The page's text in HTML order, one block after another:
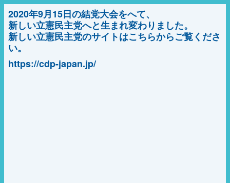
2020年9月15日の結党大会をへて、
新しい立憲民主党へと生まれ変わりました。
新しい立憲民主党のサイトはこちらからご覧くださ
い。
https://cdp-japan.jp/